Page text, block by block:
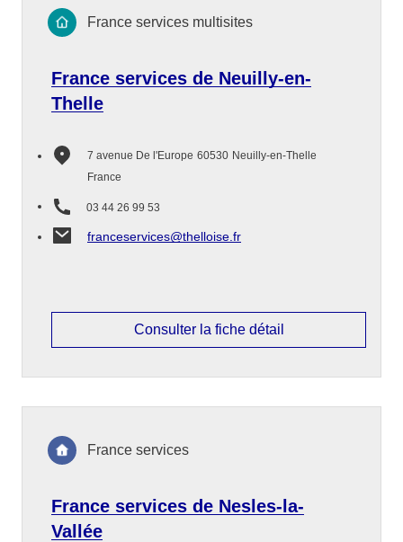
France services de Neuilly-en-
Thelle
7 avenue De l'Europe 60530 Neuilly-en-Thelle
France
03 44 26 99 53
franceservices@thelloise.fr
France services multisites
Consulter la fiche détail
France services de Nesles-la-
Vallée
France services